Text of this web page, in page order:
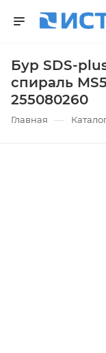
Бур SDS-
спираль
255080260
Главная —